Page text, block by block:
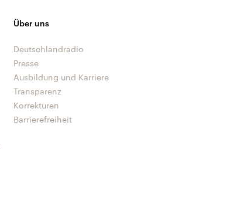
Über uns
Deutschlandradio
Presse
Ausbildung und Karriere
Transparenz
Korrekturen
Barrierefreiheit